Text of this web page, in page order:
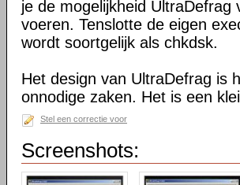
je de mogelijkheid
voeren. Tenslotte de eigen
wordt soortgelijk als chkdsk.
Het design van UltraDefrag is
onnodige zaken. Het is een
Stel een correctie voor
Screenshots: